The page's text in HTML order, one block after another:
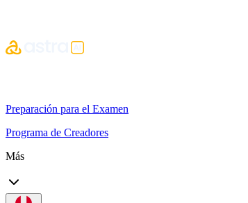
Preparación para el Examen
Programa de Creadores
Más